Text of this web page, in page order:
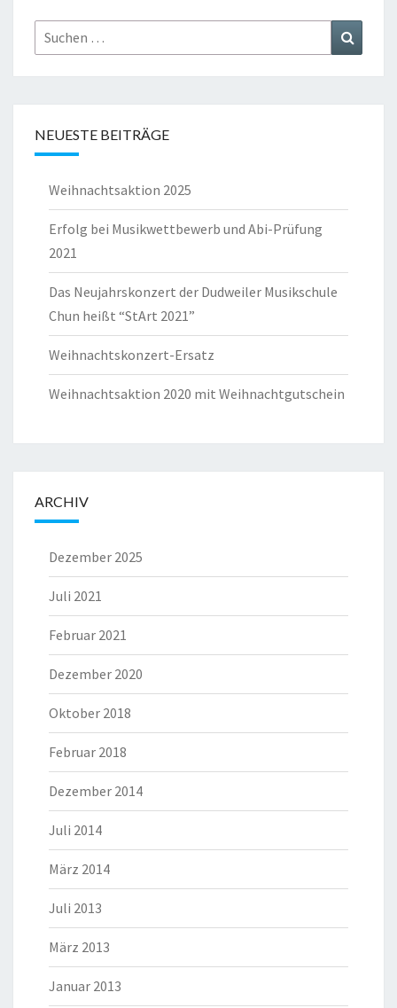
Suchen
nach:
NEUESTE BEITRÄGE
Weihnachtsaktion 2025
Erfolg bei Musikwettbewerb und Abi-Prüfung
2021
Das Neujahrskonzert der Dudweiler Musikschule
Chun heißt “StArt 2021”
Weihnachtskonzert-Ersatz
Weihnachtsaktion 2020 mit Weihnachtgutschein
ARCHIV
Dezember 2025
Juli 2021
Februar 2021
Dezember 2020
Oktober 2018
Februar 2018
Dezember 2014
Juli 2014
März 2014
Juli 2013
März 2013
Januar 2013